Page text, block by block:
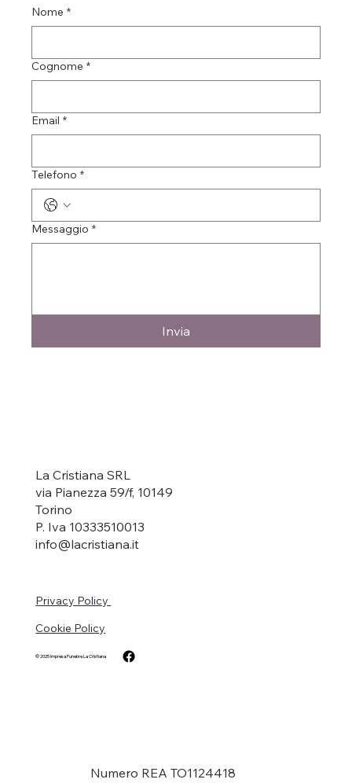
Nome *
Cognome *
Email *
Telefono *
Messaggio *
Invia
La Cristiana SRL
via Pianezza 59/f, 10149
Torino
P. Iva 10333510013
info@lacristiana.it
© 2025Impresa Funebre La Cristiana
Privacy Policy
Cookie Policy
Numero REA TO1124418